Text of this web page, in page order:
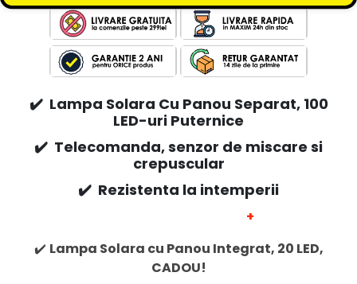
✔️Lampa Solara Cu Panou Separat, 100
LED-uri Puternice
✔️ Telecomanda, senzor de miscare si
crepuscular
✔️ Rezistenta la intemperii
+
✔️ Lampa Solara cu Panou Integrat, 20 LED,
CADOU!